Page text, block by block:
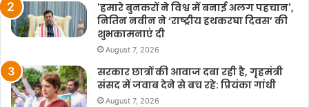
'हमारे बुनकरों ने विश्व में बनाई अलग पहचान',
नितिन नवीन ने ‘राष्ट्रीय हथकरघा दिवस’ की
शुभकामनाएं दी
August 7, 2026
सरकार छात्रों की आवाज दबा रही है, गृहमंत्री
संसद में जवाब देने से बच रहे: प्रियंका गांधी
August 7, 2026